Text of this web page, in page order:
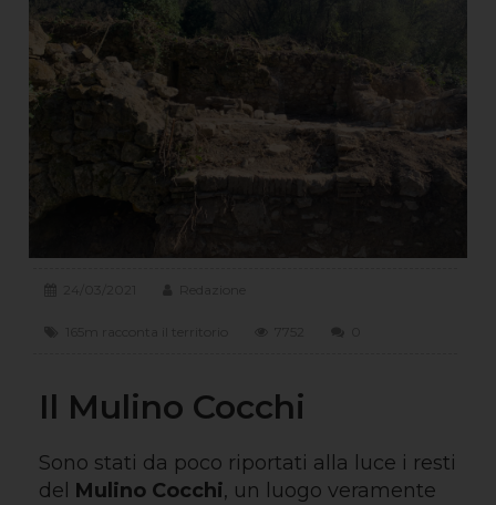
Il Mulino Cocchi
Sono stati da poco riportati alla luce i resti
del Mulino Cocchi, un luogo veramente